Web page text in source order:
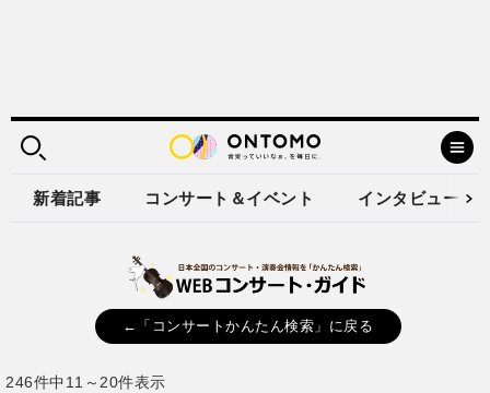
新着記事 コンサート＆イベント インタビュー
←「コンサートかんたん検索」に戻る
246件中11～20件表示